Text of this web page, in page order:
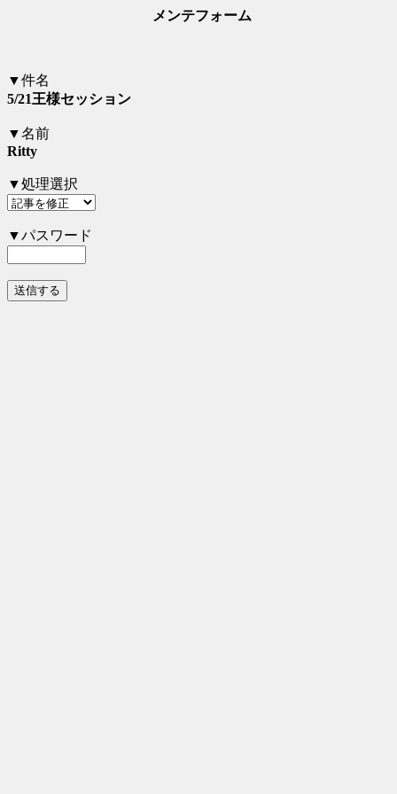
メンテフォーム
▼件名
5/21王様セッション
▼名前
Ritty
▼処理選択
▼パスワード